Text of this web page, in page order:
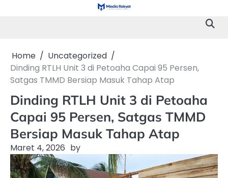
Home
Uncategorized
Dinding RTLH Unit 3 di Petoaha Capai 95 Persen,
Satgas TMMD Bersiap Masuk Tahap Atap
Dinding RTLH Unit 3 di Petoaha
Capai 95 Persen, Satgas TMMD
Bersiap Masuk Tahap Atap
Maret 4, 2026 by